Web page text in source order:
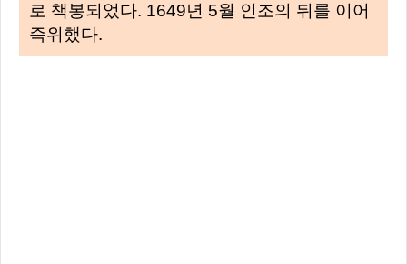
로 책봉되었다. 1649년 5월 인조의 뒤를 이어
즉위했다.